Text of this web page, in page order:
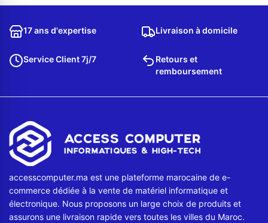
17 ans d'expertise Livraison à domicile
Service Client 7j/7
Retours et
remboursement
accesscomputer.ma est une plateforme marocaine de e-
commerce dédiée à la vente de matériel informatique et
électronique. Nous proposons un large choix de produits et
assurons une livraison rapide vers toutes les villes du Maroc.